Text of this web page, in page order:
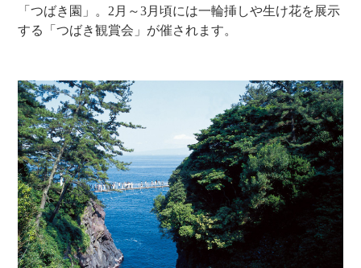
「つばき園」。2月～3月頃には一輪挿しや生け花を展示
する「つばき観賞会」が催されます。